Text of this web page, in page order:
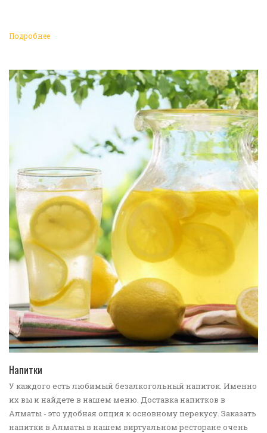
Подробнее
Напитки
У каждого есть любимый безалкогольный напиток. Именно
их вы и найдете в нашем меню. Доставка напитков в
Алматы - это удобная опция к основному перекусу. Заказать
напитки в Алматы в нашем виртуальном ресторане очень